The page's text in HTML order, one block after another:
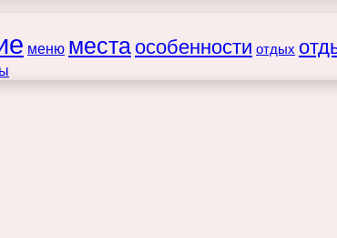
меню места особенности отдых